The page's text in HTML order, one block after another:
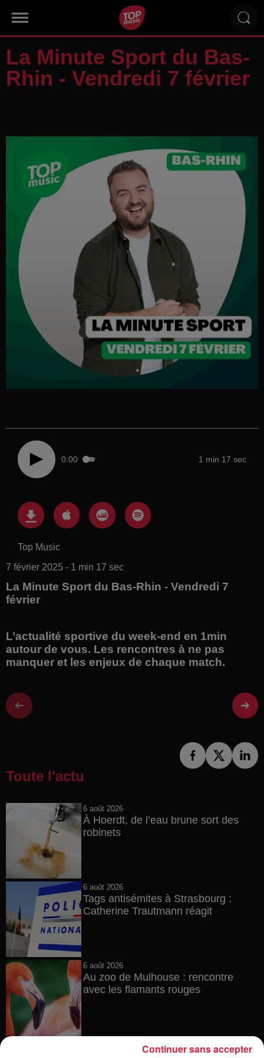
La Minute Sport du Bas-
Rhin - Vendredi 7 février
0:00 1 min 17 sec
Top Music
7 février 2025 - 1 min 17 sec
La Minute Sport du Bas-Rhin - Vendredi 7
février
L’actualité sportive du week-end en 1min
autour de vous. Les rencontres à ne pas
manquer et les enjeux de chaque match.
Toute l'actu
6 août 2026
À Hoerdt, de l’eau brune sort des
robinets
6 août 2026
Tags antisémites à Strasbourg :
Catherine Trautmann réagit
6 août 2026
Au zoo de Mulhouse : rencontre
avec les flamants rouges
Continuer sans accepter